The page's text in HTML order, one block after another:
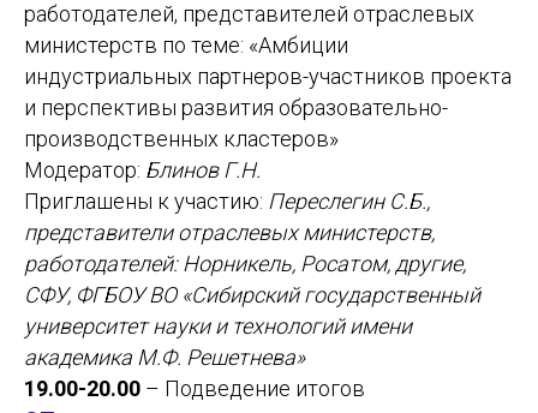
работодателей, представителей отраслевых
министерств по теме: «Амбиции
индустриальных партнеров-участников проекта
и перспективы развития образовательно-
производственных кластеров»
Модератор: Блинов Г.Н.
Приглашены к участию: Переслегин С.Б.,
представители отраслевых министерств,
работодателей: Норникель, Росатом, другие,
СФУ, ФГБОУ ВО «Сибирский государственный
университет науки и технологий имени
академика М.Ф. Решетнева»
19.00-20.00 – Подведение итогов